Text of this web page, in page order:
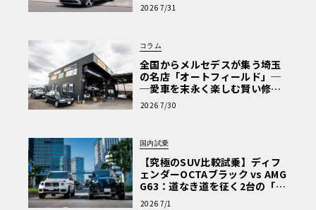
今回は、自動車メディア編集者、某高級自動車ブランドの
ター、自動車関連コンサルタントなどの9名で参加しまし
た。
私たちの「自動車メディアチーム」は、最年少の41歳を含
私は最年長ではないですか。
Why? Hyundai?】〈PR〉
2026 7/31
コラム
全国からメルセデスが集う埼玉
の名店「オートフィールド」─
─愛車を末永く楽しむ賢い修理
術と、プロがフックス製オイル
を選ぶ理由〈PR〉
2026 7/30
国内試乗
【究極のSUV比較試乗】ディフ
ェンダーOCTAブラック vs AMG
G63：道なき道を征く2台の「対
極的アプローチ」
2026 7/1